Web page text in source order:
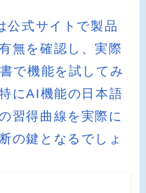
公式サイトで製品
無を確認し、実際
で機能を試してみ
にAI機能の日本語
習得曲線を実際に
の鍵となるでしょ